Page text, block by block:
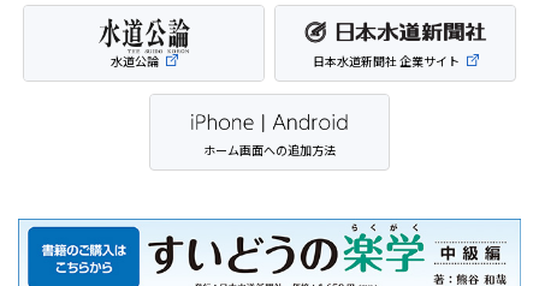
水道公論 日本水道新聞社 企業サイト
ホーム画面への追加方法